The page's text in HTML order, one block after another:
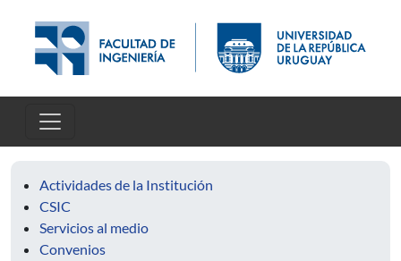
Actividades de la Institución
CSIC
Servicios al medio
Convenios